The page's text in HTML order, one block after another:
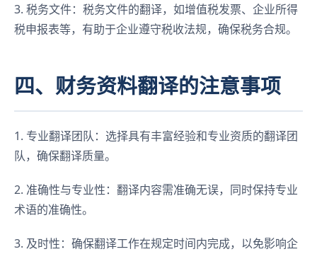
3. 税务文件：税务文件的翻译，如增值税发票、企业所得
税申报表等，有助于企业遵守税收法规，确保税务合规。
四、财务资料翻译的注意事项
1. 专业翻译团队：选择具有丰富经验和专业资质的翻译团
队，确保翻译质量。
2. 准确性与专业性：翻译内容需准确无误，同时保持专业
术语的准确性。
3. 及时性：确保翻译工作在规定时间内完成，以免影响企